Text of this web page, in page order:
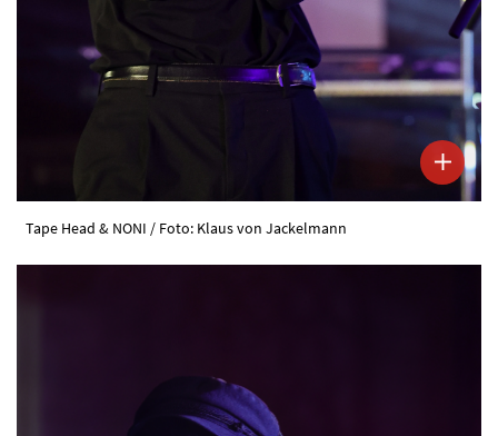
Tape Head & NONI / Foto: Klaus von Jackelmann